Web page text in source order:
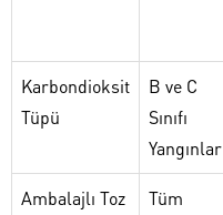
Karbondioksit
Tüpü
B ve C
Sınıfı
Yangınlar
Ambalajlı Toz
Tüm